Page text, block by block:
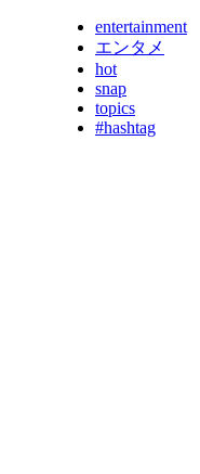
entertainment
エンタメ
hot
snap
topics
#hashtag